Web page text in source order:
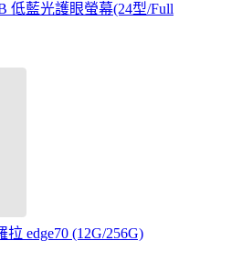
低藍光護眼螢幕(24型/Full
edge70 (12G/256G)